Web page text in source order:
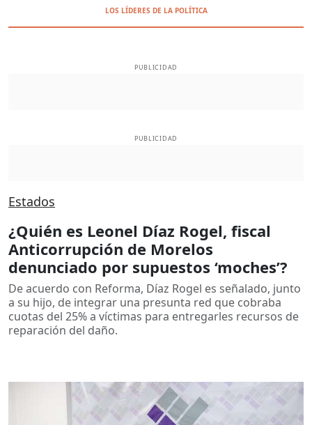
LOS LÍDERES DE LA POLÍTICA
PUBLICIDAD
PUBLICIDAD
Estados
¿Quién es Leonel Díaz Rogel, fiscal
Anticorrupción de Morelos
denunciado por supuestos ‘moches’?
De acuerdo con Reforma, Díaz Rogel es señalado, junto
a su hijo, de integrar una presunta red que cobraba
cuotas del 25% a víctimas para entregarles recursos de
reparación del daño.